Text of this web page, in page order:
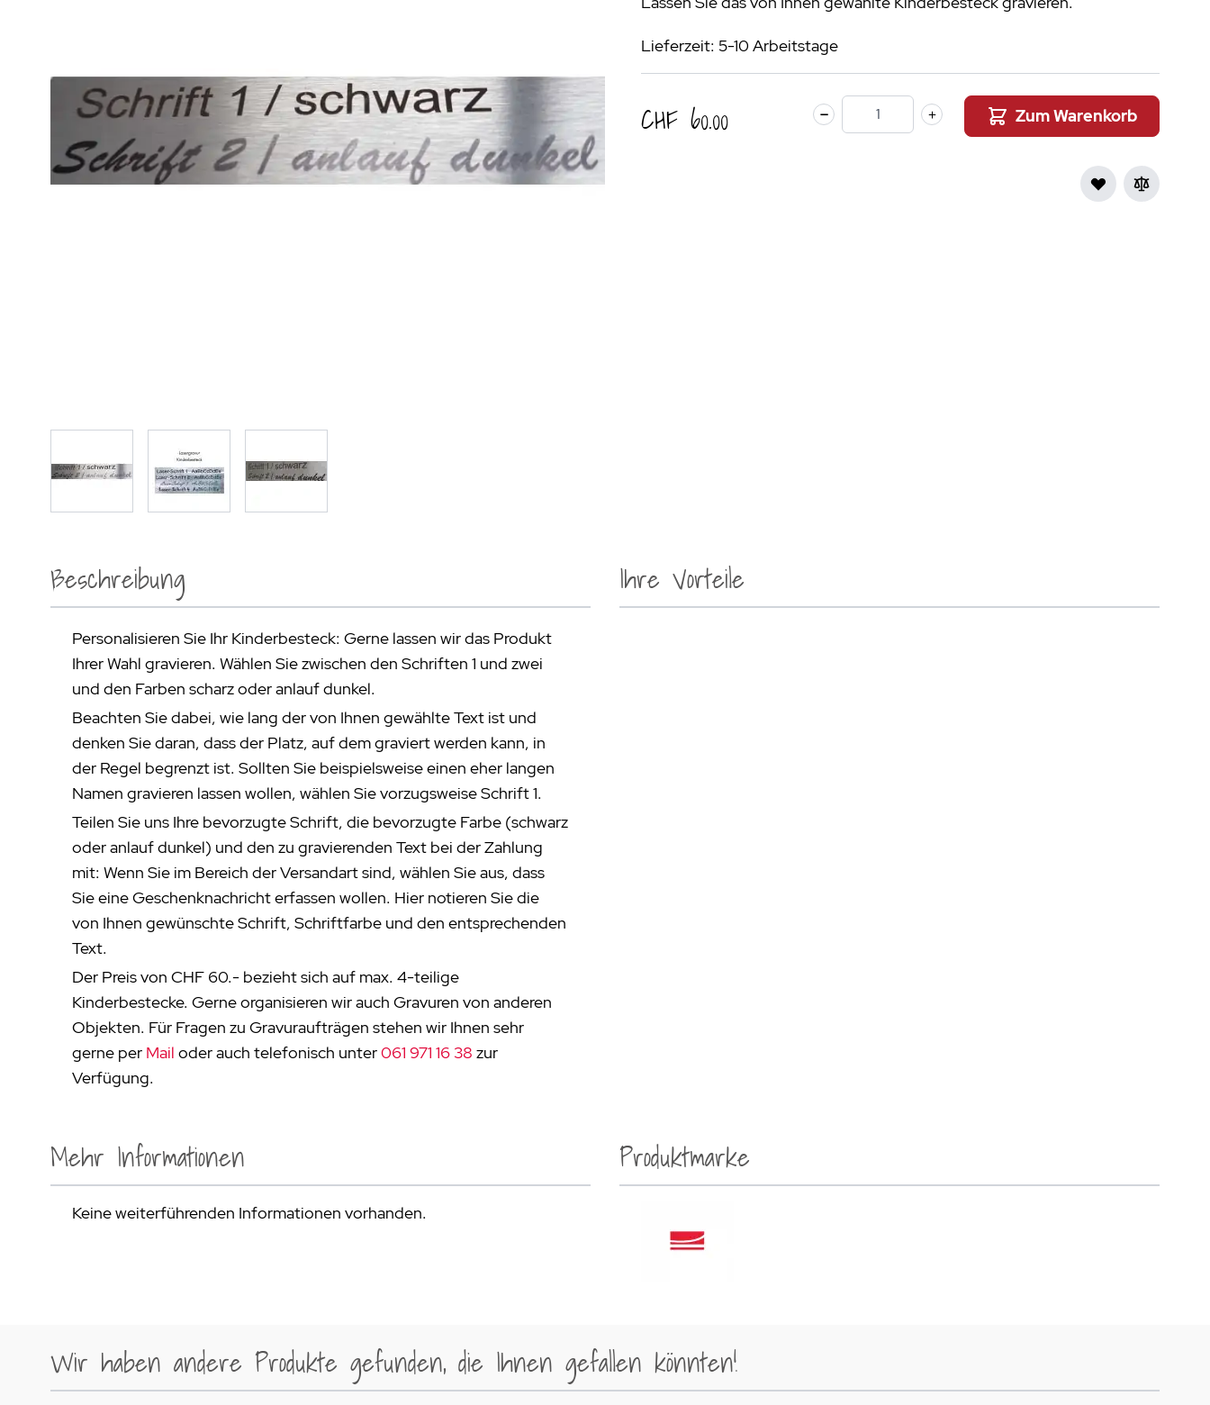
BBQ Kitchen - Outdoorküchen Weber
Grillmontage & Lieferung
Fondue & Raclette
Schüsseln & Siebe
Schalen & Körbe
Diverses
Raumdüfte
Panier des Sens Körperpflege
Lieferzeit: 5-10 Arbeitstage
CHF 60.00 Menge Zum Warenkorb
Beschreibung
Personalisieren Sie Ihr Kinderbesteck: Gerne lassen wir das Produkt
Ihrer Wahl gravieren. Wählen Sie zwischen den Schriften 1 und zwei
und den Farben scharz oder anlauf dunkel.
Beachten Sie dabei, wie lang der von Ihnen gewählte Text ist und
denken Sie daran, dass der Platz, auf dem graviert werden kann, in
der Regel begrenzt ist. Sollten Sie beispielsweise einen eher langen
Namen gravieren lassen wollen, wählen Sie vorzugsweise Schrift 1.
Teilen Sie uns Ihre bevorzugte Schrift, die bevorzugte Farbe (schwarz
oder anlauf dunkel) und den zu gravierenden Text bei der Zahlung
mit: Wenn Sie im Bereich der Versandart sind, wählen Sie aus, dass
Sie eine Geschenknachricht erfassen wollen. Hier notieren Sie die
von Ihnen gewünschte Schrift, Schriftfarbe und den entsprechenden
Text.
Der Preis von CHF 60.- bezieht sich auf max. 4-teilige
Kinderbestecke. Gerne organisieren wir auch Gravuren von anderen
Objekten. Für Fragen zu Gravuraufträgen stehen wir Ihnen sehr
gerne per Mail oder auch telefonisch unter061 971 16 38 zur
Verfügung.
Ihre Vorteile
Mehr Informationen
Keine weiterführenden Informationen vorhanden.
Produktmarke
Wir haben andere Produkte gefunden, die Ihnen gefallen könnten!